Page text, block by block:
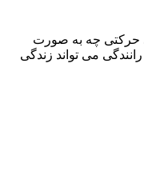
حرکتی چه به صورت
می تواند زندگی